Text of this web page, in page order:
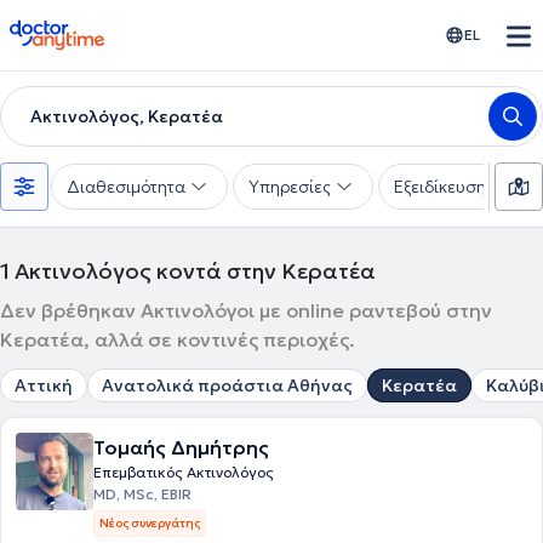
doctoranytime EL
Ακτινολόγος, Κερατέα
Διαθεσιμότητα Υπηρεσίες Εξειδίκευση
1 Ακτινολόγος κοντά στην Κερατέα
Δεν βρέθηκαν Ακτινολόγοι με online ραντεβού στην
Κερατέα, αλλά σε κοντινές περιοχές.
Αττική Ανατολικά προάστια Αθήνας Κερατέα
Τομαής Δημήτρης
Επεμβατικός Ακτινολόγος
MD, MSc, EBIR
Νέος συνεργάτης